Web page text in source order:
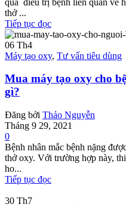
thở ...
Tiếp tục đọc
06 Th4
Máy tạo oxy, Tư vấn tiêu dùng
Mua máy tạo oxy cho
gì?
Đăng bởi Thảo Nguyễn
Tháng 9 29, 2021
0
Bệnh nhân mắc bệnh nặng
thở oxy. Với trường hợp này,
ho...
Tiếp tục đọc
30 Th7